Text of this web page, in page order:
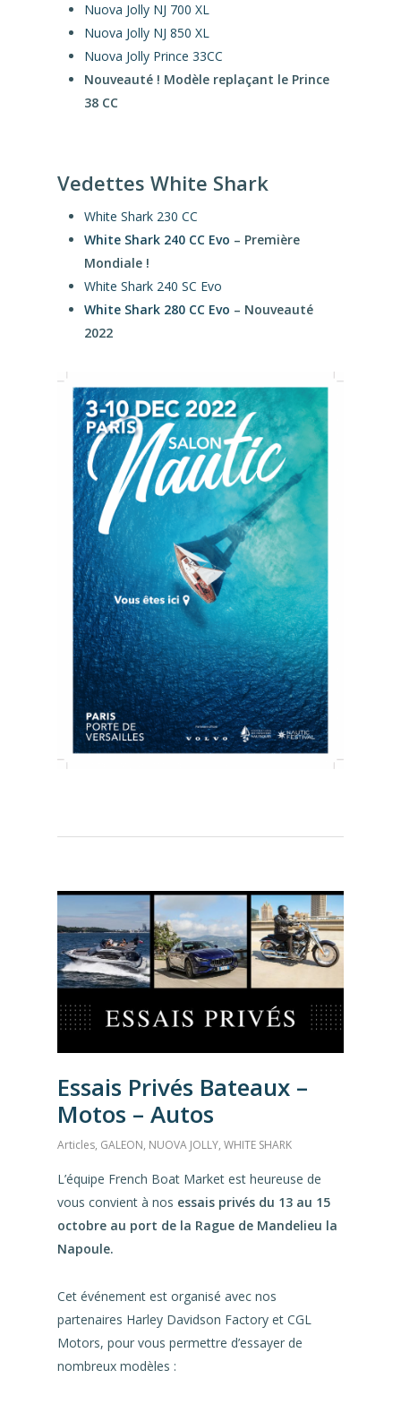
Nuova Jolly NJ 700 XL
Nuova Jolly NJ 850 XL
Nuova Jolly Prince 33CC
Nouveauté ! Modèle replaçant le Prince
38 CC
Vedettes White Shark
White Shark 230 CC
White Shark 240 CC Evo – Première
Mondiale !
White Shark 240 SC Evo
White Shark 280 CC Evo – Nouveauté
2022
Essais Privés Bateaux –
Motos – Autos
Articles, GALEON, NUOVA JOLLY, WHITE SHARK
L’équipe French Boat Market est heureuse de
vous convient à nos essais privés du 13 au 15
octobre au port de la Rague de Mandelieu la
Napoule.
Cet événement est organisé avec nos
partenaires Harley Davidson Factory et CGL
Motors, pour vous permettre d’essayer de
nombreux modèles :